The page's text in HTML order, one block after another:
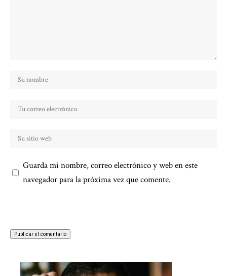
Guarda mi nombre, correo electrónico y web en este
navegador para la próxima vez que comente.